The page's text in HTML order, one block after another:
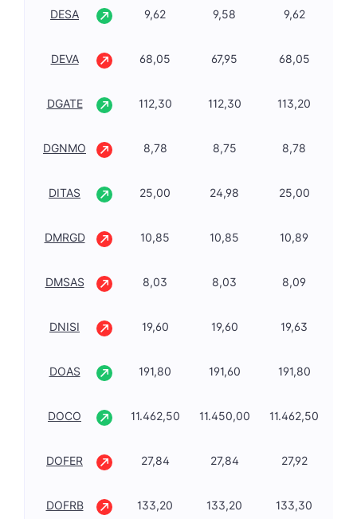
DESA 9,62 9,58 9,62
DEVA 68,05 67,95 68,05
DGATE 112,30 112,30 113,20
DGNMO 8,78 8,75 8,78
DITAS 25,00 24,98 25,00
DMRGD 10,85 10,85 10,89
DMSAS 8,03 8,03 8,09
DNISI 19,60 19,60 19,63
DOAS 191,80 191,60 191,80
DOCO 11.462,50 11.450,00 11.462,50
DOFER 27,84 27,84 27,92
DOFRB 133,20 133,20 133,30